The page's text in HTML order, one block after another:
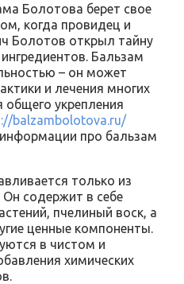
Болотова берет свое
когда провидец и
Болотов открыл тайну
Бальзам
– он может
и лечения многих
общего укрепления
balzambolotova.ru/
про бальзам
только из
содержит в себе
пчелиный воск, а
ценные компоненты.
в чистом и
химических